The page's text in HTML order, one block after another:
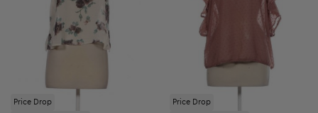
Price Drop Price Drop